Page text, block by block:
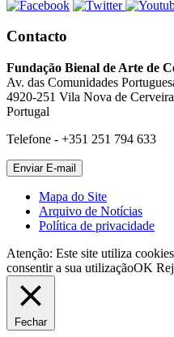
Contacto
Fundação Bienal de Arte de
Av. das Comunidades
4920-251 Vila Nova de Cerveira
Portugal
Telefone - +351 251 794 633
Mapa do Site
Arquivo de Notícias
Política de privacidade
Atenção: Este site utiliza
consentir a sua utilizaçãoOK
Fechar